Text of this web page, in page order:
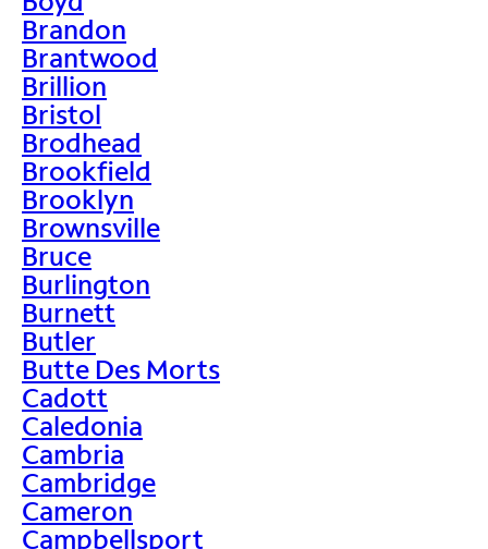
Brandon
Brantwood
Brillion
Bristol
Brodhead
Brookfield
Brooklyn
Brownsville
Bruce
Burlington
Burnett
Butler
Butte Des Morts
Cadott
Caledonia
Cambria
Cambridge
Cameron
Campbellsport